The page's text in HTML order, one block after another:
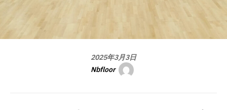
2025年3月3日
Nbfloor